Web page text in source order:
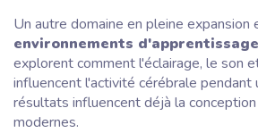
Un autre domaine en pleine expansion
environnements d'apprentissage
explorent comment l'éclairage, le son
influencent l'activité cérébrale pendant
résultats influencent déjà la
modernes.